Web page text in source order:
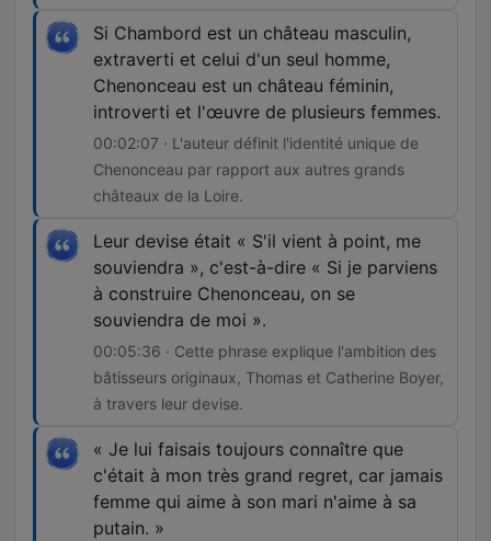
Si Chambord est un château masculin,
extraverti et celui d'un seul homme,
Chenonceau est un château féminin,
introverti et l'œuvre de plusieurs femmes.
00:02:07 · L'auteur définit l'identité unique de
Chenonceau par rapport aux autres grands
châteaux de la Loire.
Leur devise était « S'il vient à point, me
souviendra », c'est-à-dire « Si je parviens
à construire Chenonceau, on se
souviendra de moi ».
00:05:36 · Cette phrase explique l'ambition des
bâtisseurs originaux, Thomas et Catherine Boyer,
à travers leur devise.
« Je lui faisais toujours connaître que
c'était à mon très grand regret, car jamais
femme qui aime à son mari n'aime à sa
putain. »